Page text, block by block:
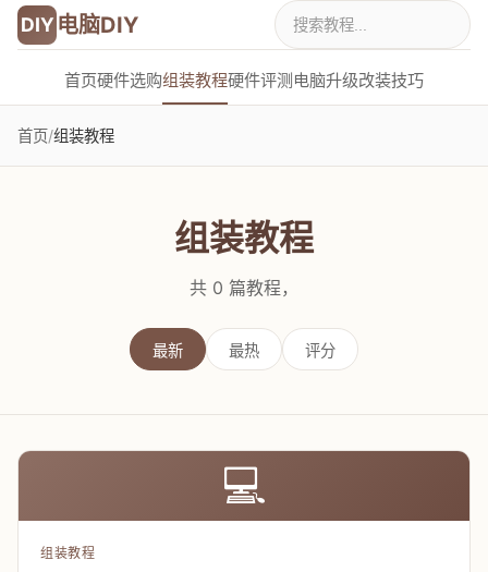
DIY 电脑DIY
首页硬件选购组装教程硬件评测电脑升级改装技巧
首页/组装教程
组装教程
共 0 篇教程，
最新 最热 评分
💻
组装教程